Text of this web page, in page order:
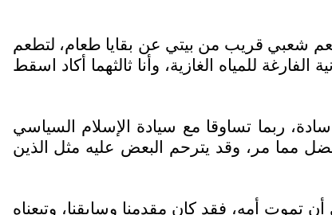
شعبي قريب من بيتي عن بقايا طعام، لتطعم
للمياه الغازية، وأنا ثالثهما أكاد اسقط
ربما تساوقا مع سيادة الإسلام السياسي
مما مر، وقد يترحم البعض عليه مثل الذين
تموت أمه، فقد كان مقدمنا وسابقنا، وتبعناه